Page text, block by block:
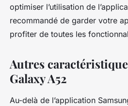
optimiser l’utilisation de
recommandé de garder votre
profiter de toutes les
Autres
Galaxy A52
Au-delà de l’application